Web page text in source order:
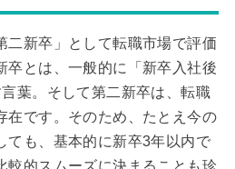
二新卒」として転職市場で評価
卒とは、一般的に「新卒入社後
葉。そして第二新卒は、転職
在です。そのため、たとえ今の
ても、基本的に新卒3年以内で
較的スムーズに決まることも珍